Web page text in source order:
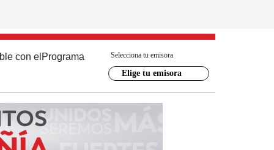
con el Programa Selecciona tu emisora
Elige tu emisora